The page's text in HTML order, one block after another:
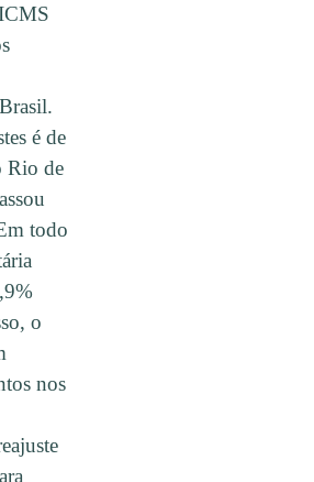
é de
Rio de
todo
o
nos